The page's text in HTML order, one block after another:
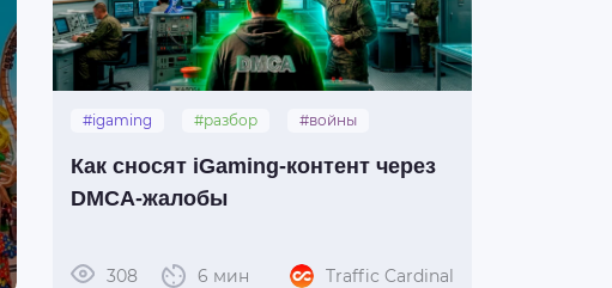
#igaming #разбор
#войны
Как сносят iGaming-контент через
DMCA-жалобы
308 6 мин Traffic Cardinal